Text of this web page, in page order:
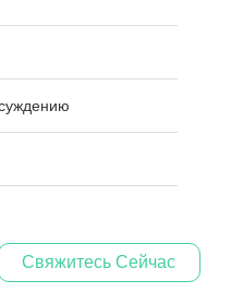
Свяжитесь Сейчас